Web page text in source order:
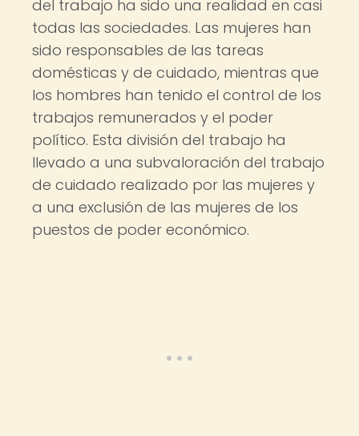
del trabajo ha sido una realidad en casi
todas las sociedades. Las mujeres han
sido responsables de las tareas
domésticas y de cuidado, mientras que
los hombres han tenido el control de los
trabajos remunerados y el poder
político. Esta división del trabajo ha
llevado a una subvaloración del trabajo
de cuidado realizado por las mujeres y
a una exclusión de las mujeres de los
puestos de poder económico.